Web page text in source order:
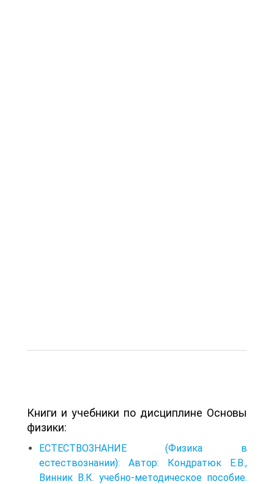
Книги и учебники по дисциплине Основы
физики:
ЕСТЕСТВОЗНАНИЕ (Физика в
естествознании): Автор: Кондратюк Е.В.,
Винник В.К. учебно-методическое пособие.